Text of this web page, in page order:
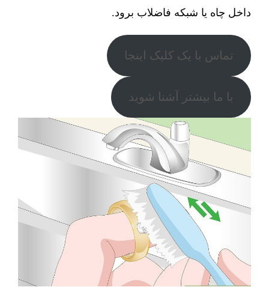
داخل چاه یا شبکه فاضلاب برود.
تماس با یک کلیک اینجا
با ما بیشتر آشنا شوید